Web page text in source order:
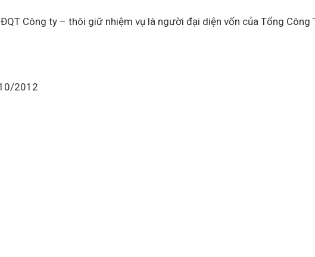
Công ty – thôi giữ nhiệm vụ là người đại diện vốn của Tổng Công
2012